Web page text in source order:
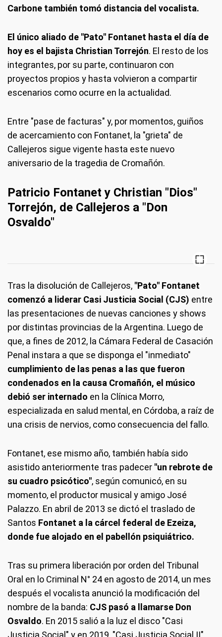
Carbone también tomó distancia del vocalista.
El único aliado de "Pato" Fontanet hasta el día de
hoy es el bajista Christian Torrejón. El resto de los
integrantes, por su parte, continuaron con
proyectos propios y hasta volvieron a compartir
escenarios como ocurre en la actualidad.
Entre "pase de facturas" y, por momentos, guiños
de acercamiento con Fontanet, la "grieta" de
Callejeros sigue vigente hasta este nuevo
aniversario de la tragedia de Cromañón.
Patricio Fontanet y Christian "Dios"
Torrejón, de Callejeros a "Don
Osvaldo"
Tras la disolución de Callejeros, "Pato" Fontanet
comenzó a liderar Casi Justicia Social (CJS) entre
las presentaciones de nuevas canciones y shows
por distintas provincias de la Argentina. Luego de
que, a fines de 2012, la Cámara Federal de Casación
Penal instara a que se disponga el "inmediato"
cumplimiento de las penas a las que fueron
condenados en la causa Cromañón, el músico
debió ser internado en la Clínica Morro,
especializada en salud mental, en Córdoba, a raíz de
una crisis de nervios, como consecuencia del fallo.
Fontanet, ese mismo año, también había sido
asistido anteriormente tras padecer "un rebrote de
su cuadro psicótico", según comunicó, en su
momento, el productor musical y amigo José
Palazzo. En abril de 2013 se dictó el traslado de
Santos Fontanet a la cárcel federal de Ezeiza,
donde fue alojado en el pabellón psiquiátrico.
Tras su primera liberación por orden del Tribunal
Oral en lo Criminal N° 24 en agosto de 2014, un mes
después el vocalista anunció la modificación del
nombre de la banda: CJS pasó a llamarse Don
Osvaldo. En 2015 salió a la luz el disco "Casi
Justicia Social" y en 2019, "Casi Justicia Social II".